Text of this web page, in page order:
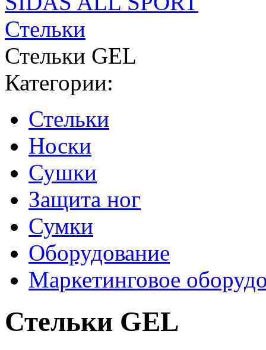
Стельки
Стельки GEL
Категории:
Стельки
Носки
Сушки
Защита ног
Сумки
Оборудование
Маркетинговое
Стельки GEL